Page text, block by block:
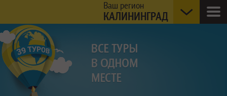
Ваш регион
КАЛИНИНГРАД